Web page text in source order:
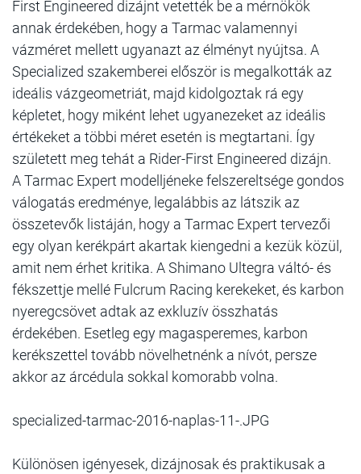
First Engineered dizájnt vetették be a mérnökök
annak érdekében, hogy a Tarmac valamennyi
vázméret mellett ugyanazt az élményt nyújtsa. A
Specialized szakemberei először is megalkották az
ideális vázgeometriát, majd kidolgoztak rá egy
képletet, hogy miként lehet ugyanezeket az ideális
értékeket a többi méret esetén is megtartani. Így
született meg tehát a Rider-First Engineered dizájn.
A Tarmac Expert modelljéneke felszereltsége gondos
válogatás eredménye, legalábbis az látszik az
összetevők listáján, hogy a Tarmac Expert tervezői
egy olyan kerékpárt akartak kiengedni a kezük közül,
amit nem érhet kritika. A Shimano Ultegra váltó- és
fékszettje mellé Fulcrum Racing kerekeket, és karbon
nyeregcsövet adtak az exkluzív összhatás
érdekében. Esetleg egy magasperemes, karbon
kerékszettel tovább növelhetnénk a nívót, persze
akkor az árcédula sokkal komorabb volna.
specialized-tarmac-2016-naplas-11-.JPG
Különösen igényesek, dizájnosak és praktikusak a